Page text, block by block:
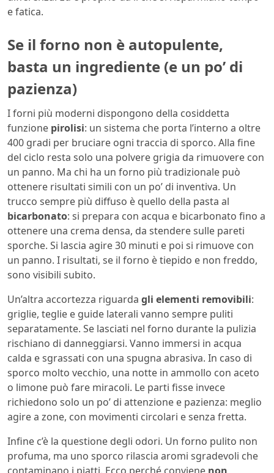
e fatica.
Se il forno non è autopulente,
basta un ingrediente (e un po’ di
pazienza)
I forni più moderni dispongono della cosiddetta
funzione pirolisi: un sistema che porta l’interno a oltre
400 gradi per bruciare ogni traccia di sporco. Alla fine
del ciclo resta solo una polvere grigia da rimuovere con
un panno. Ma chi ha un forno più tradizionale può
ottenere risultati simili con un po’ di inventiva. Un
trucco sempre più diffuso è quello della pasta al
bicarbonato: si prepara con acqua e bicarbonato fino a
ottenere una crema densa, da stendere sulle pareti
sporche. Si lascia agire 30 minuti e poi si rimuove con
un panno. I risultati, se il forno è tiepido e non freddo,
sono visibili subito.
Un’altra accortezza riguarda gli elementi removibili:
griglie, teglie e guide laterali vanno sempre puliti
separatamente. Se lasciati nel forno durante la pulizia
rischiano di danneggiarsi. Vanno immersi in acqua
calda e sgrassati con una spugna abrasiva. In caso di
sporco molto vecchio, una notte in ammollo con aceto
o limone può fare miracoli. Le parti fisse invece
richiedono solo un po’ di attenzione e pazienza: meglio
agire a zone, con movimenti circolari e senza fretta.
Infine c’è la questione degli odori. Un forno pulito non
profuma, ma uno sporco rilascia aromi sgradevoli che